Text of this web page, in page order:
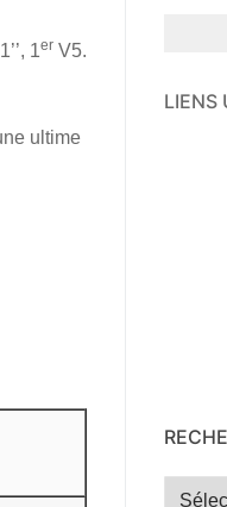
1er V5.
ultime
LIENS